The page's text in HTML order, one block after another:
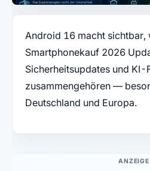
Android 16 macht sichtbar,
Smartphonekauf 2026
Sicherheitsupdates und KI-
zusammengehören —
Deutschland und Europa.
ANZEIGE